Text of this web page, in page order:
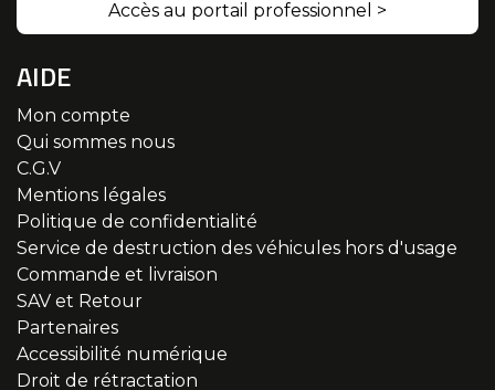
Accès au portail professionnel >
AIDE
Mon compte
Qui sommes nous
C.G.V
Mentions légales
Politique de confidentialité
Service de destruction des véhicules hors d'usage
Commande et livraison
SAV et Retour
Partenaires
Accessibilité numérique
Droit de rétractation